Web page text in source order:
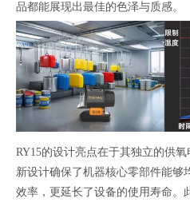
品都能展现出最佳的色泽与质感。
RY15的设计亮点在于其独立的供
新设计确保了机器核心零部件能够
效率，更延长了设备的使用寿命。